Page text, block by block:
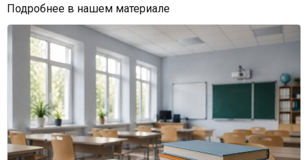
Подробнее в нашем материале